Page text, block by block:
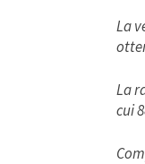
La
La
cui